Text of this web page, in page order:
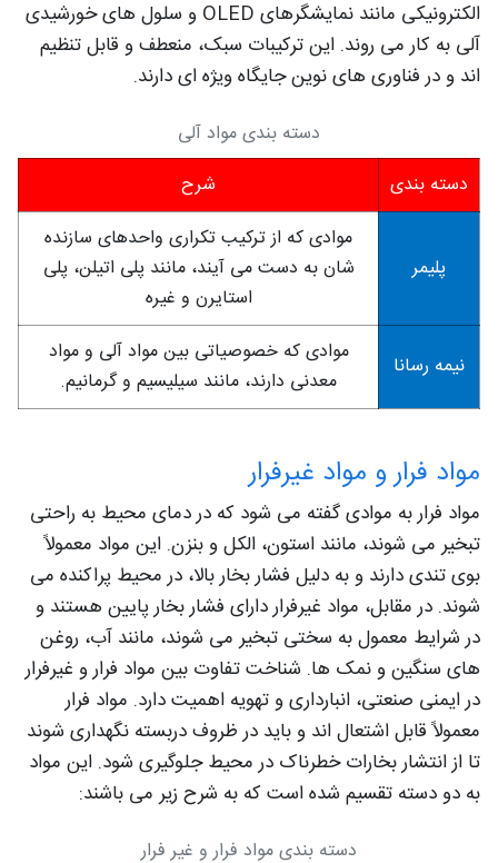
الکترونیکی مانند نمایشگرهای OLED و سلول‌ های خورشیدی
آلی به کار می‌ روند. این ترکیبات سبک، منعطف و قابل‌ تنظیم‌
اند و در فناوری‌ های نوین جایگاه ویژه‌ ای دارند.
دسته بندی مواد آلی
دسته بندی
شرح
پلیمر
موادی که از ترکیب تکراری واحدهای سازنده
شان به دست می آیند، مانند پلی اتیلن، پلی
استایرن و غیره
نیمه رسانا
موادی که خصوصیاتی بین مواد آلی و مواد
معدنی دارند، مانند سیلیسیم و گرمانیم.
مواد فرار و مواد غیرفرار
مواد فرار به موادی گفته می‌ شود که در دمای محیط به‌ راحتی
تبخیر می‌ شوند، مانند استون، الکل و بنزن. این مواد معمولاً
بوی تندی دارند و به دلیل فشار بخار بالا، در محیط پراکنده می‌
شوند. در مقابل، مواد غیرفرار دارای فشار بخار پایین هستند و
در شرایط معمول به‌ سختی تبخیر می‌ شوند، مانند آب، روغن‌
های سنگین و نمک‌ ها. شناخت تفاوت بین مواد فرار و غیرفرار
در ایمنی صنعتی، انبارداری و تهویه اهمیت دارد. مواد فرار
معمولاً قابل اشتعال‌ اند و باید در ظروف دربسته نگهداری شوند
تا از انتشار بخارات خطرناک در محیط جلوگیری شود. این مواد
به دو دسته تقسیم شده است که به شرح زیر می باشند:
دسته بندی مواد فرار و غیر فرار